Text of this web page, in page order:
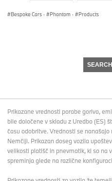
seconds
Bespoke Cars · Phantom · Products
Prikazane vrednosti porabe goriva,
bile določene v skladu z Uredbo (ES)
času odobritve. Vrednosti se
Nemčiji. Prikazan doseg vozila
velikosti platišč in pnevmatik, ki so na
spreminja glede na različne